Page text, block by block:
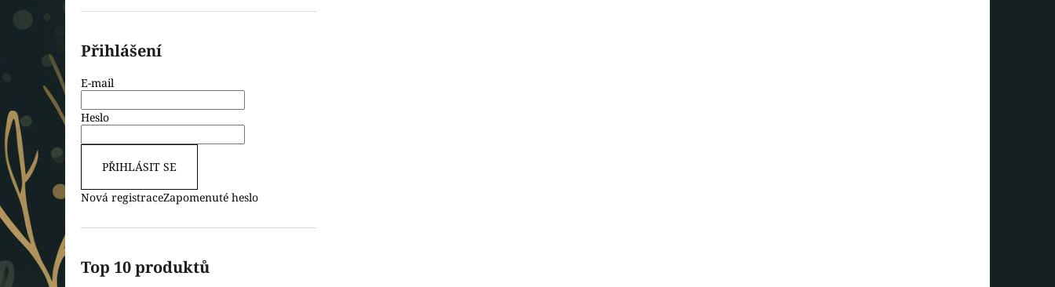
Přihlášení
E-mail
Heslo
PŘIHLÁSIT SE
Nová registraceZapomenuté heslo
Top 10 produktů